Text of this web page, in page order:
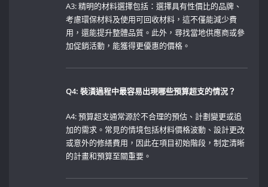
A3: 精明的材料選擇包括：選擇具有性價比的品牌、
考慮環保材料及使用可回收材料，這不僅能減少費
用，還能提升整體品質。此外，尋找當地供應商或參
加促銷活動，能獲得更優惠的價格。
Q4: 裝潢過程中最容易出現哪些預算超支的情況？
A4: 預算超支通常源於不合理的預估、計劃變更或追
加的需求。常見的情境包括材料價格波動、設計更改
或意外的修繕費用，因此在項目初始階段，制定清晰
的計畫和預算至關重要。